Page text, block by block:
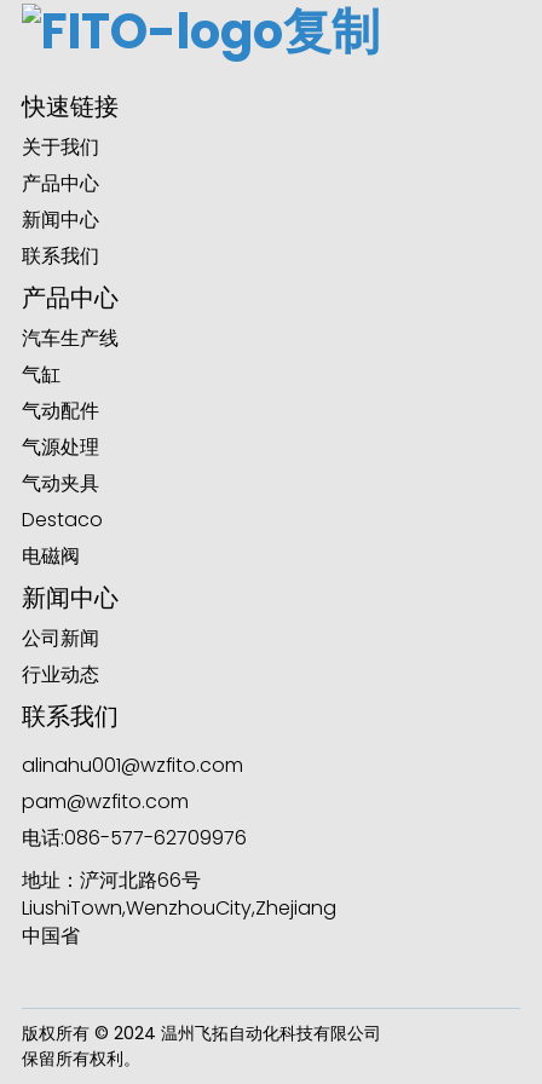
快速链接
关于我们
产品中心
新闻中心
联系我们
产品中心
汽车生产线
气缸
气动配件
气源处理
气动夹具
Destaco
电磁阀
新闻中心
公司新闻
行业动态
联系我们
alinahu001@wzfito.com
pam@wzfito.com
电话:086-577-62709976
地址：浐河北路66号
LiushiTown,WenzhouCity,Zhejiang
中国省
版权所有 © 2024 温州飞拓自动化科技有限公司
保留所有权利。